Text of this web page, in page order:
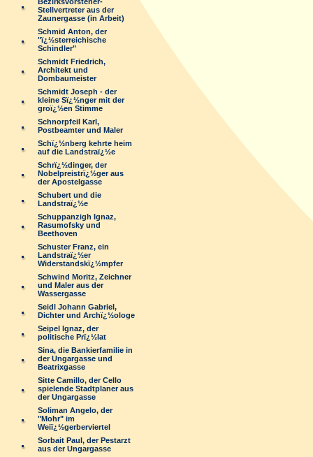
Stellvertreter aus der
Zaunergasse (in Arbeit)
Schmid Anton, der
"ï¿½sterreichische
Schindler"
Schmidt Friedrich,
Architekt und
Dombaumeister
Schmidt Joseph - der
kleine Sï¿½nger mit der
groï¿½en Stimme
Schnorpfeil Karl,
Postbeamter und Maler
Schï¿½nberg kehrte heim
auf die Landstraï¿½e
Schrï¿½dinger, der
Nobelpreistrï¿½ger aus
der Apostelgasse
Schubert und die
Landstraï¿½e
Schuppanzigh Ignaz,
Rasumofsky und
Beethoven
Schuster Franz, ein
Landstraï¿½er
Widerstandskï¿½mpfer
Schwind Moritz, Zeichner
und Maler aus der
Wassergasse
Seidl Johann Gabriel,
Dichter und Archï¿½ologe
Seipel Ignaz, der
politische Prï¿½lat
Sina, die Bankierfamilie in
der Ungargasse und
Beatrixgasse
Sitte Camillo, der Cello
spielende Stadtplaner aus
der Ungargasse
Soliman Angelo, der
"Mohr" im
Weiï¿½gerberviertel
Sorbait Paul, der Pestarzt
aus der Ungargasse